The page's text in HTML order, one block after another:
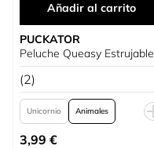
Añadir al carrito
PUCKATOR
Peluche Queasy Estrujable
(2)
Unicornio Animales
Granja
Tan bajo como
3,99 €